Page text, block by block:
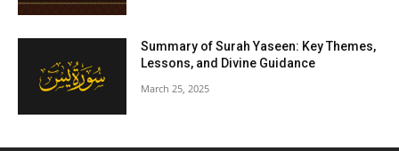
Summary of Surah Yaseen: Key Themes,
Lessons, and Divine Guidance
March 25, 2025